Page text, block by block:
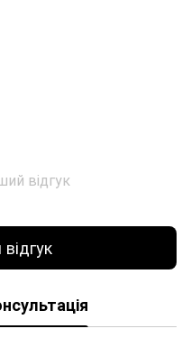
відгук